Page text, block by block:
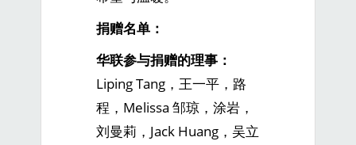
捐赠名单：
华联参与捐赠的理事：
Liping Tang，王一平，路
程，Melissa 邹琼，涂岩，
刘曼莉，Jack Huang，吴立